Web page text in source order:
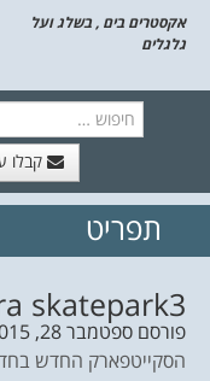
אקסטרים בים , בשלג ועל
גלגלים
קבלו
// הצטרף
תפריט
skatepark3
פורסם ספטמבר 28, 2015
הסקייטפארק החדש